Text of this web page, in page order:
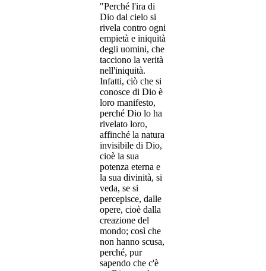
"Perché l'ira di
Dio dal cielo si
rivela contro ogni
empietà e iniquità
degli uomini, che
tacciono la verità
nell'iniquità.
Infatti, ciò che si
conosce di Dio è
loro manifesto,
perché Dio lo ha
rivelato loro,
affinché la natura
invisibile di Dio,
cioè la sua
potenza eterna e
la sua divinità, si
veda, se si
percepisce, dalle
opere, cioè dalla
creazione del
mondo; così che
non hanno scusa,
perché, pur
sapendo che c'è